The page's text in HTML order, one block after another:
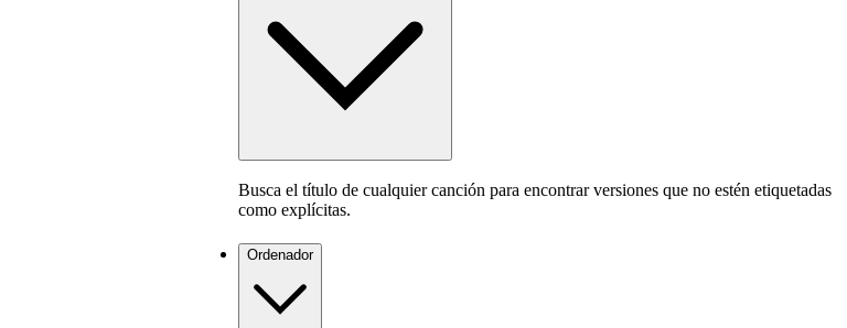
Busca el título de cualquier canción para encontrar versiones que no estén etiquetadas
como explícitas.
Ordenador